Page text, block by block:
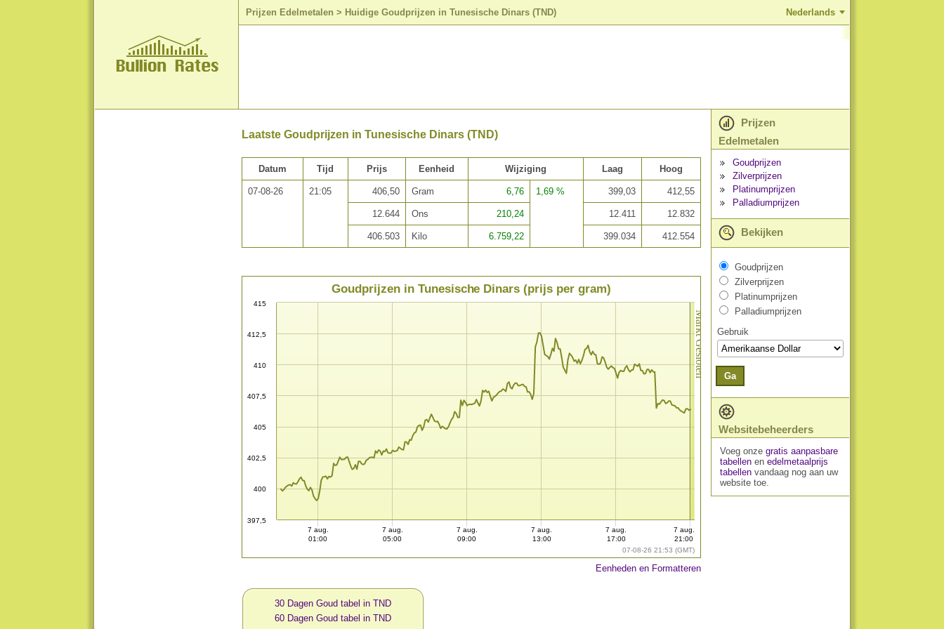
Prijzen Edelmetalen > Huidige Goudprijzen in Tunesische Dinars (TND) Nederlands
Laatste Goudprijzen in Tunesische Dinars (TND)
Datum Tijd Prijs Eenheid Wijziging Laag Hoog
07-08-26 21:05 406,50 Gram 6,76 1,69 % 399,03 412,55
12.644 Ons 210,24 12.411 12.832
406.503 Kilo 6.759,22 399.034 412.554
Markt Gesloten
07-08-26 21:53 (GMT)
Goudprijzen in Tunesische Dinars (prijs per gram)
397,5
400
402,5
405
407,5
410
412,5
415
7 aug.
01:00
7 aug.
05:00
7 aug.
09:00
7 aug.
13:00
7 aug.
17:00
7 aug.
21:00
Eenheden en Formatteren
30 Dagen Goud tabel in TND
60 Dagen Goud tabel in TND
Prijzen
Edelmetalen
Goudprijzen
Zilverprijzen
Platinumprijzen
Palladiumprijzen
Bekijken
Goudprijzen
Zilverprijzen
Platinumprijzen
Palladiumprijzen
Gebruik
Ga
Websitebeheerders
Voeg onze gratis aanpasbare
tabellenen edelmetaalprijs
tabellenvandaag nog aan uw
website toe.